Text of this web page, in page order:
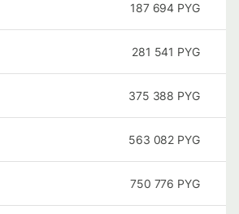
187 694 PYG
281 541 PYG
375 388 PYG
563 082 PYG
750 776 PYG